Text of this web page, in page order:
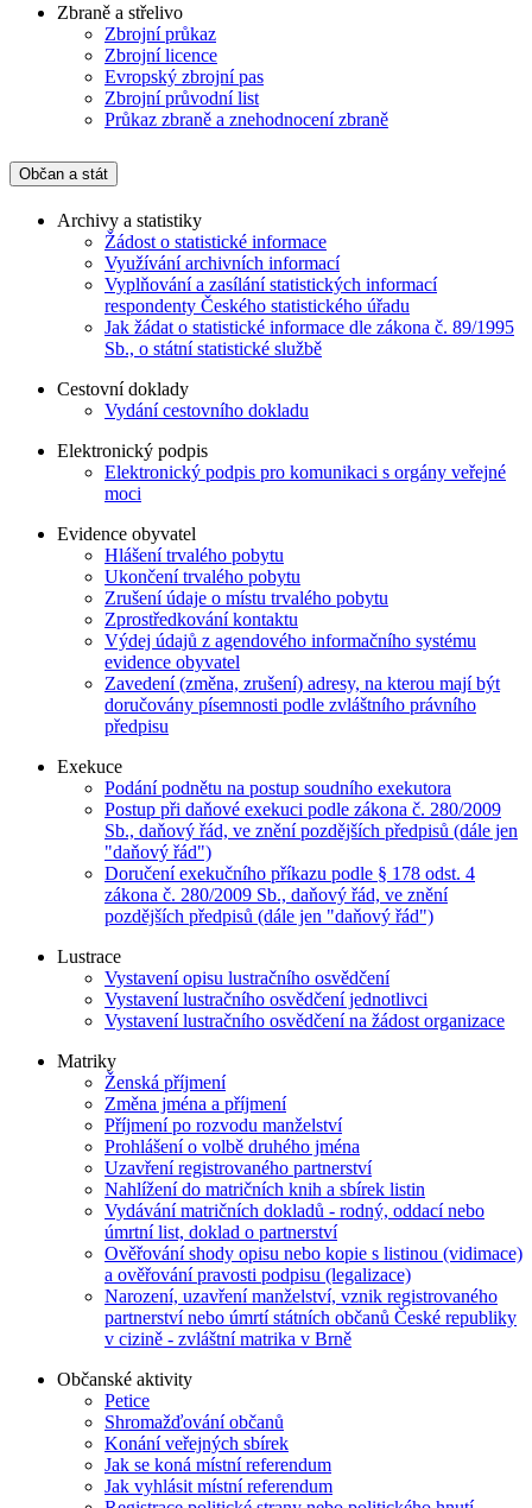
Zbraně a střelivo
Zbrojní průkaz
Zbrojní licence
Evropský zbrojní pas
Zbrojní průvodní list
Průkaz zbraně a znehodnocení zbraně
Občan a stát
Archivy a statistiky
Žádost o statistické informace
Využívání archivních informací
Vyplňování a zasílání statistických informací
respondenty Českého statistického úřadu
Jak žádat o statistické informace dle zákona č. 89/1995
Sb., o státní statistické službě
Cestovní doklady
Vydání cestovního dokladu
Elektronický podpis
Elektronický podpis pro komunikaci s orgány veřejné
moci
Evidence obyvatel
Hlášení trvalého pobytu
Ukončení trvalého pobytu
Zrušení údaje o místu trvalého pobytu
Zprostředkování kontaktu
Výdej údajů z agendového informačního systému
evidence obyvatel
Zavedení (změna, zrušení) adresy, na kterou mají být
doručovány písemnosti podle zvláštního právního
předpisu
Exekuce
Podání podnětu na postup soudního exekutora
Postup při daňové exekuci podle zákona č. 280/2009
Sb., daňový řád, ve znění pozdějších předpisů (dále jen
"daňový řád")
Doručení exekučního příkazu podle § 178 odst. 4
zákona č. 280/2009 Sb., daňový řád, ve znění
pozdějších předpisů (dále jen "daňový řád")
Lustrace
Vystavení opisu lustračního osvědčení
Vystavení lustračního osvědčení jednotlivci
Vystavení lustračního osvědčení na žádost organizace
Matriky
Ženská příjmení
Změna jména a příjmení
Příjmení po rozvodu manželství
Prohlášení o volbě druhého jména
Uzavření registrovaného partnerství
Nahlížení do matričních knih a sbírek listin
Vydávání matričních dokladů - rodný, oddací nebo
úmrtní list, doklad o partnerství
Ověřování shody opisu nebo kopie s listinou (vidimace)
a ověřování pravosti podpisu (legalizace)
Narození, uzavření manželství, vznik registrovaného
partnerství nebo úmrtí státních občanů České republiky
v cizině - zvláštní matrika v Brně
Občanské aktivity
Petice
Shromažďování občanů
Konání veřejných sbírek
Jak se koná místní referendum
Jak vyhlásit místní referendum